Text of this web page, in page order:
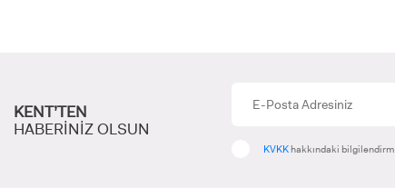
KENT’TEN
HABERİNİZ OLSUN
KVKK hakkındaki